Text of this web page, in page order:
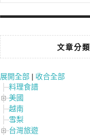
文章分類
展開全部 | 收合全部
料理食譜
美國
越南
雪梨
台灣旅遊